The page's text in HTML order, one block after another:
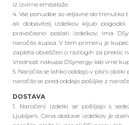
iz izvirne embalaže.
4. Vse ponudbe so veljavne do trenutka
ali dobavitelj izdelkov kljub pogodbi
pravočasno poslati izdelkov, ima
naročilo kupca. V tem primeru je
zapleta obveščen o razlogih za preklic
Vrednost nakupa DSynergy-lab vrne
5. Naročila se lahko oddajo v pisni obliki
naročilo se pred oddajo pošiljke z
DOSTAVA
1. Naročeni izdelki se pošiljajo s
Ljubljani. Cena dostave izdelkov je